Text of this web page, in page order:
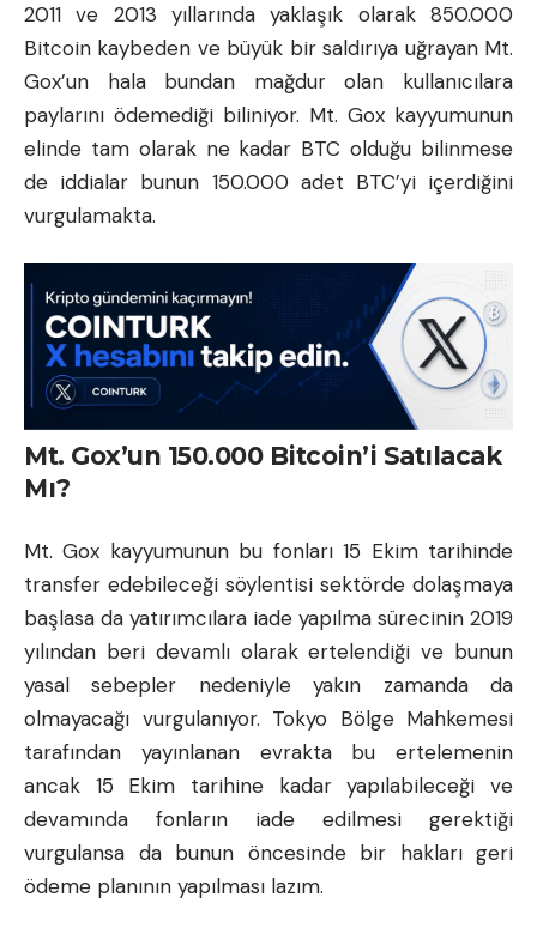
2011 ve 2013 yıllarında yaklaşık olarak 850.000
Bitcoin kaybeden ve büyük bir saldırıya uğrayan Mt.
Gox’un hala bundan mağdur olan kullanıcılara
paylarını ödemediği biliniyor. Mt. Gox kayyumunun
elinde tam olarak ne kadar BTC olduğu bilinmese
de iddialar bunun 150.000 adet BTC’yi içerdiğini
vurgulamakta.
Mt. Gox’un 150.000 Bitcoin’i Satılacak
Mı?
Mt. Gox kayyumunun bu fonları 15 Ekim tarihinde
transfer edebileceği söylentisi sektörde dolaşmaya
başlasa da yatırımcılara iade yapılma sürecinin 2019
yılından beri devamlı olarak ertelendiği ve bunun
yasal sebepler nedeniyle yakın zamanda da
olmayacağı vurgulanıyor. Tokyo Bölge Mahkemesi
tarafından yayınlanan evrakta bu ertelemenin
ancak 15 Ekim tarihine kadar yapılabileceği ve
devamında fonların iade edilmesi gerektiği
vurgulansa da bunun öncesinde bir hakları geri
ödeme planının yapılması lazım.